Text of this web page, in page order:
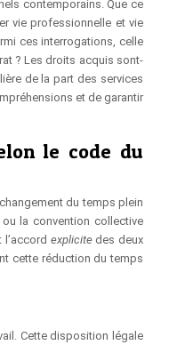
contemporains. Que ce
vie professionnelle et vie
ces interrogations, celle
? Les droits acquis sont-
de la part des services
et de garantir
le code du
du temps plein
la convention collective
explicitedes deux
cette réduction du temps
Cette disposition légale